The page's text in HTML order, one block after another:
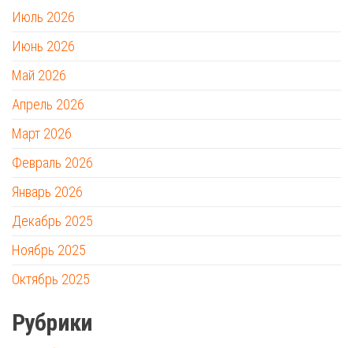
Июль 2026
Июнь 2026
Май 2026
Апрель 2026
Март 2026
Февраль 2026
Январь 2026
Декабрь 2025
Ноябрь 2025
Октябрь 2025
Рубрики